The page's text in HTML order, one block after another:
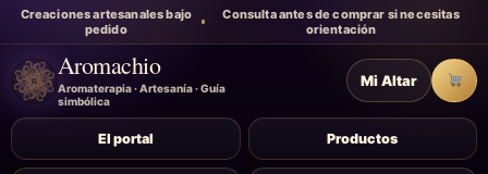
Creaciones artesanales bajo
pedido
Consulta antes de comprar si necesitas
orientación
Aromachio
Aromaterapia · Artesanía · Guía
simbólica
El portal Productos
Mi Altar